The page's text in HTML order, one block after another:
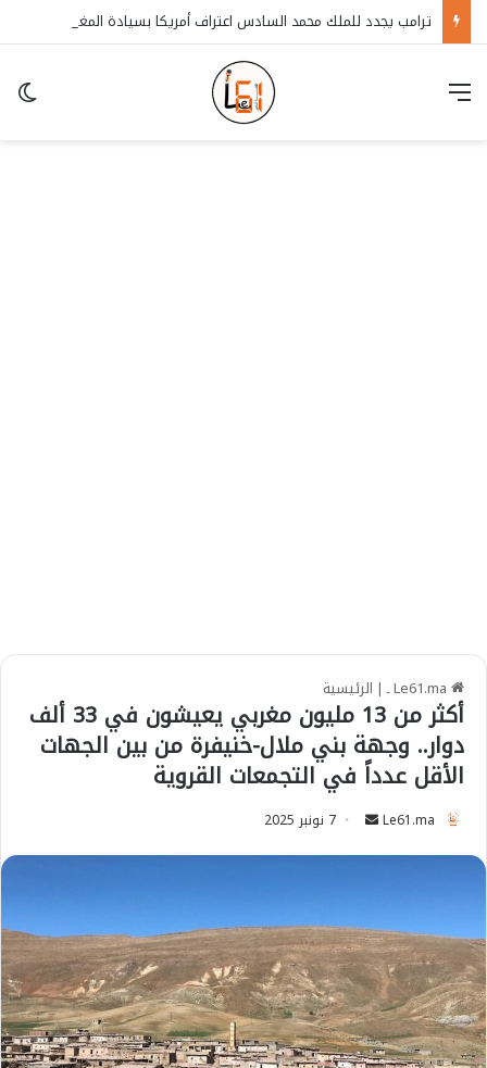
| الرئيسية
أكثر من 13 مليون مغربي يعيشون في 33 ألف
دوار.. وجهة بني ملال-خنيفرة من بين الجهات
الأقل عدداً في التجمعات القروية
Le61.ma
a
n
e
m
a
i
7 نونبر 2025